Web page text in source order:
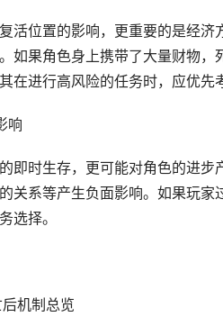
活位置的影响，更重要的是经济
如果角色身上携带了大量财物
在进行高风险的任务时，应优先
响
即时生存，更可能对角色的进
关系等产生负面影响。如果玩
选择。
后机制总览